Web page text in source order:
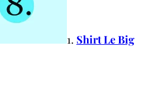
1. Shirt Le Big